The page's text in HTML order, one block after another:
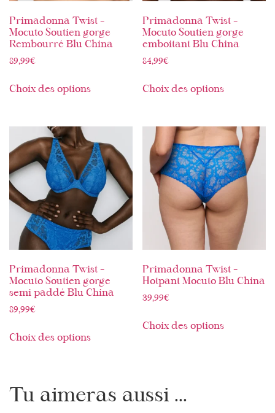
Primadonna Twist –
Mocuto Soutien gorge
Rembourré Blu China
89,99€
Choix des options
Primadonna Twist –
Mocuto Soutien gorge
emboitant Blu China
84,99€
Choix des options
Primadonna Twist –
Mocuto Soutien gorge
semi paddé Blu China
89,99€
Choix des options
Primadonna Twist –
Hotpant Mocuto Blu China
39,99€
Choix des options
Tu aimeras aussi ...